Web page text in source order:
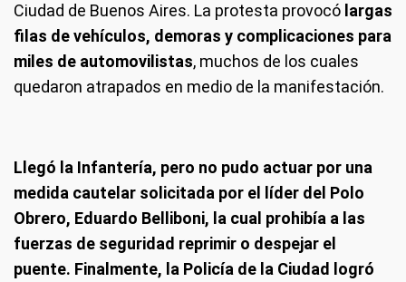
Ciudad de Buenos Aires. La protesta provocó largas
filas de vehículos, demoras y complicaciones para
miles de automovilistas, muchos de los cuales
quedaron atrapados en medio de la manifestación.
Llegó la Infantería, pero no pudo actuar por una
medida cautelar solicitada por el líder del Polo
Obrero, Eduardo Belliboni, la cual prohibía a las
fuerzas de seguridad reprimir o despejar el
puente. Finalmente, la Policía de la Ciudad logró